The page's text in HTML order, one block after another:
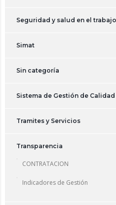
Seguridad y salud en el trabajo
Simat
Sin categoría
Sistema de Gestión de Calidad
Tramites y Servicios
Transparencia
CONTRATACION
Indicadores de Gestión